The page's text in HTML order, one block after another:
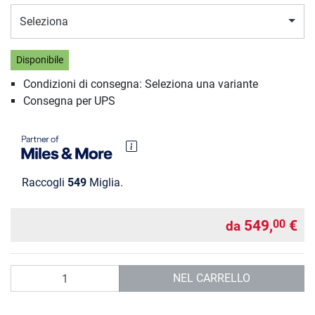
Seleziona
Disponibile
Condizioni di consegna: Seleziona una variante
Consegna per UPS
Raccogli 549 Miglia.
da 549,00 €
NEL CARRELLO